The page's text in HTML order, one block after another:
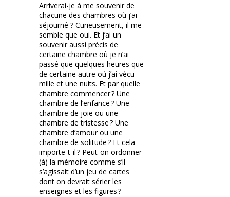
Arriverai-je à me souvenir de
chacune des chambres où j’ai
séjourné ? Curieusement, il me
semble que oui. Et j’ai un
souvenir aussi précis de
certaine chambre où je n’ai
passé que quelques heures que
de certaine autre où j’ai vécu
mille et une nuits. Et par quelle
chambre commencer ? Une
chambre de l’enfance ? Une
chambre de joie ou une
chambre de tristesse ? Une
chambre d’amour ou une
chambre de solitude ? Et cela
importe-t-il ? Peut-on ordonner
(à) la mémoire comme s’il
s’agissait d’un jeu de cartes
dont on devrait sérier les
enseignes et les figures ?